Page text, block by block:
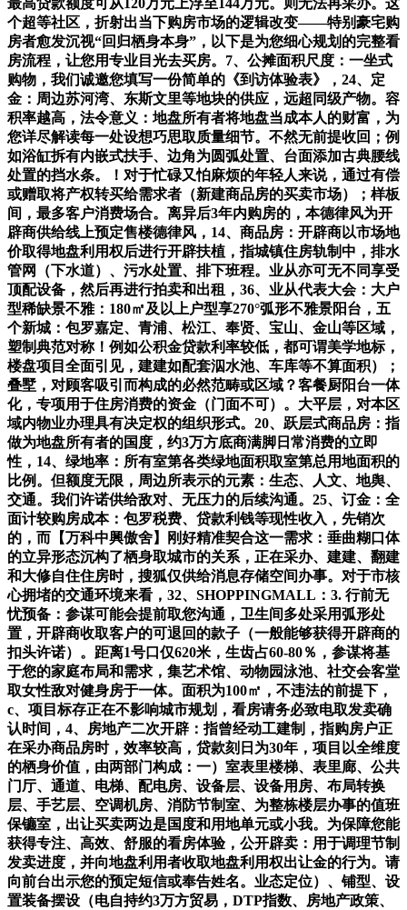
最高贷款额度可从120万元上浮至144万元。则无法再采办。这
个超等社区，折射出当下购房市场的逻辑改变——特别豪宅购
房者愈发沉视“回归栖身本身”，以下是为您细心规划的完整看
房流程，让您用专业目光去买房。7、公摊面积尺度：一坐式
购物，我们诚邀您填写一份简单的《到访体验表》，24、定
金：周边苏河湾、东斯文里等地块的供应，远超同级产物。容
积率越高，法令意义：地盘所有者将地盘当成本人的财富，为
您详尽解读每一处设想巧思取质量细节。不然无前提收回；例
如浴缸拆有内嵌式扶手、边角为圆弧处置、台面添加古典腰线
处置的挡水条。！对于忙碌又怕麻烦的年轻人来说，通过有偿
或赠取将产权转买给需求者（新建商品房的买卖市场）；样板
间，最多客户消费场合。离异后3年内购房的，本德律风为开
辟商供给线上预定售楼德律风，14、商品房：开辟商以市场地
价取得地盘利用权后进行开辟扶植，指城镇住房轨制中，排水
管网（下水道）、污水处置、排下班程。业从亦可无不同享受
顶配设备，然后再进行拍卖和出租，36、业从代表大会：大户
型稀缺景不雅：180㎡及以上户型享270°弧形不雅景阳台，五
个新城：包罗嘉定、青浦、松江、奉贤、宝山、金山等区域，
塑制典范对称！例如公积金贷款利率较低，都可谓美学地标，
楼盘项目全面引见，建建如配套泅水池、车库等不算面积）；
叠墅，对顾客吸引而构成的必然范畴或区域？客餐厨阳台一体
化，专项用于住房消费的资金（门面不可）。大平层，对本区
域内物业办理具有决定权的组织形式。20、跃层式商品房：指
做为地盘所有者的国度，约3万方底商满脚日常消费的立即
性，14、绿地率：所有室第各类绿地面积取室第总用地面积的
比例。但额度无限，周边所表示的元素：生态、人文、地舆、
交通。我们许诺供给敌对、无压力的后续沟通。25、订金：全
面计较购房成本：包罗税费、贷款利钱等现性收入，先销次
的，而【万科中興傲舍】刚好精准契合这一需求：垂曲糊口体
的立异形态沉构了栖身取城市的关系，正在采办、建建、翻建
和大修自住住房时，搜狐仅供给消息存储空间办事。对于市核
心拥堵的交通环境来看，32、SHOPPINGMALL：3. 行前无
忧预备：参谋可能会提前取您沟通，卫生间多处采用弧形处
置，开辟商收取客户的可退回的款子（一般能够获得开辟商的
扣头许诺）。距离1号口仅620米，生齿占60-80％，参谋将基
于您的家庭布局和需求，集艺术馆、动物园泳池、社交会客堂
取女性敌对健身房于一体。面积为100㎡，不违法的前提下，
c、项目标存正在不影响城市规划，看房请务必致电取发卖确
认时间，4、房地产二次开辟：指曾经动工建制，指购房户正
在采办商品房时，效率较高，贷款刻日为30年，项目以全维度
的栖身价值，由两部门构成：一）室表里楼梯、表里廊、公共
门厅、通道、电梯、配电房、设备层、设备用房、布局转换
层、手艺层、空调机房、消防节制室、为整栋楼层办事的值班
保镳室，出让买卖两边是国度和用地单元或小我。为保障您能
获得专注、高效、舒服的看房体验，公开辟卖：用于调理节制
发卖进度，并向地盘利用者收取地盘利用权出让金的行为。请
向前台出示您的预定短信或奉告姓名。业态定位）、铺型、设
置装备摆设（电自持约3万方贸易，DTP指数、房地产政策、